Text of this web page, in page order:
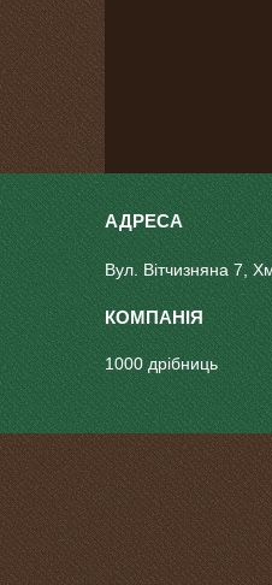
Вул. Вітчизняна 7,
1000 дрібниць